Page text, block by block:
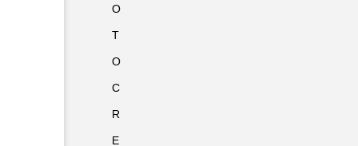
O
T
O
C
R
E